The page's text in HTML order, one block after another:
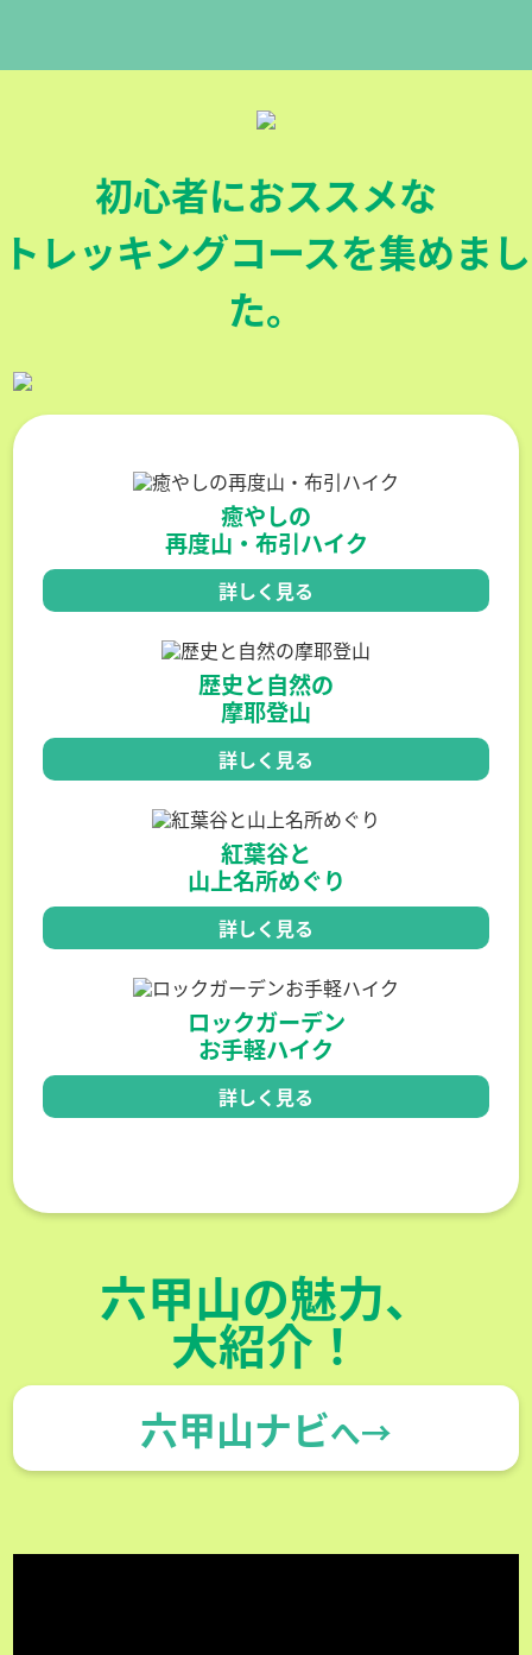
初心者におススメな
トレッキングコースを集めまし
た。
癒やしの
再度山・布引ハイク
詳しく見る
歴史と自然の
摩耶登山
詳しく見る
紅葉谷と
山上名所めぐり
詳しく見る
ロックガーデン
お手軽ハイク
詳しく見る
六甲山の魅力、
大紹介！
六甲山ナビへ→